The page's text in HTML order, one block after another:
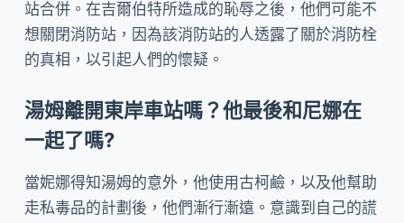
站合併。在吉爾伯特所造成的恥辱之後，他們可能不
想關閉消防站，因為該消防站的人透露了關於消防栓
的真相，以引起人們的懷疑。
湯姆離開東岸車站嗎？他最後和尼娜在
一起了嗎?
當妮娜得知湯姆的意外，他使用古柯鹼，以及他幫助
走私毒品的計劃後，他們漸行漸遠。意識到自己的謊